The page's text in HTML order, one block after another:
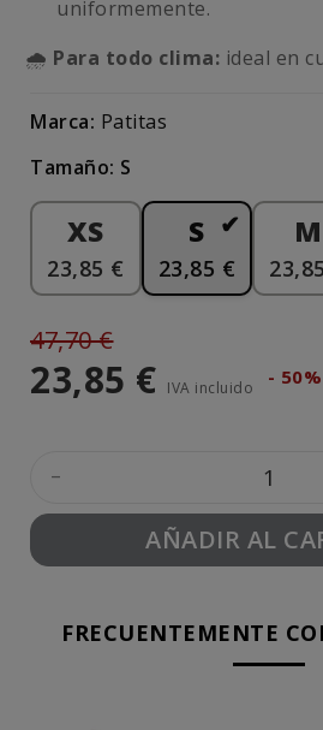
uniformemente.
🌧 Para todo clima: ideal en
Marca: Patitas
Tamaño: S
XS
23,85 €
S
23,85 €
M
47,70 €
23,85 € IVA incluido - 50%
-
AÑADIR AL
FRECUENTEMENTE